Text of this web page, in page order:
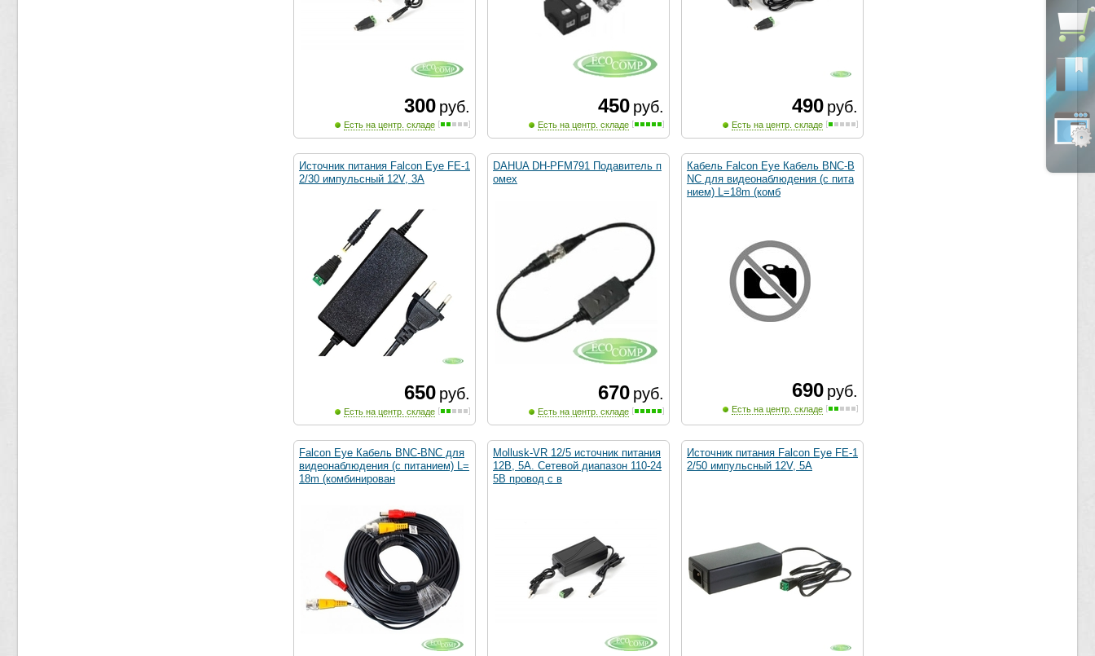
300 руб.
Есть на центр. складе
450 руб.
Есть на центр. складе
490 руб.
Есть на центр. складе
Источник питания Falcon Eye FE-1
2/30 импульсный 12V, 3А
650 руб.
Есть на центр. складе
DAHUA DH-PFM791 Подавитель п
омех
670 руб.
Есть на центр. складе
Кабель Falcon Eye Кабель BNC-B
NC для видеонаблюдения (с пита
нием) L=18m (комб
690 руб.
Есть на центр. складе
Falcon Eye Кабель BNC-BNC для
видеонаблюдения (с питанием) L=
18m (комбинирован
Mollusk-VR 12/5 источник питания
12В, 5А. Сетевой диапазон 110-24
5В провод с в
Источник питания Falcon Eye FE-1
2/50 импульсный 12V, 5А